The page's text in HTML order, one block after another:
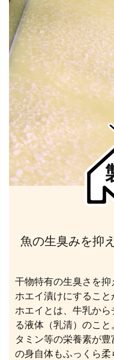
魚の生臭みを抑
干物特有の生臭さを
ホエイ漬けにすること
ホエイとは、牛乳か
る液体（乳清）のこ
タミン等の栄養素が
の身自体もふっくら柔